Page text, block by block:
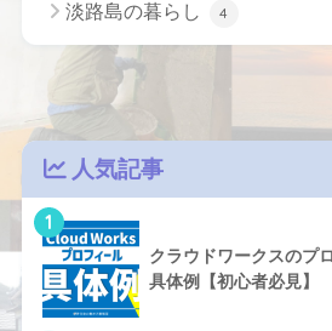
淡路島の暮らし 4
人気記事
1
クラウドワークスのプ
具体例【初心者必見】